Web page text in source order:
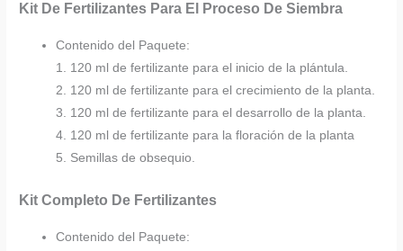
Kit De Fertilizantes Para El Proceso De Siembra
Contenido del Paquete:
1. 120 ml de fertilizante para el inicio de la plántula.
2. 120 ml de fertilizante para el crecimiento de la planta.
3. 120 ml de fertilizante para el desarrollo de la planta.
4. 120 ml de fertilizante para la floración de la planta
5. Semillas de obsequio.
Kit Completo De Fertilizantes
Contenido del Paquete: